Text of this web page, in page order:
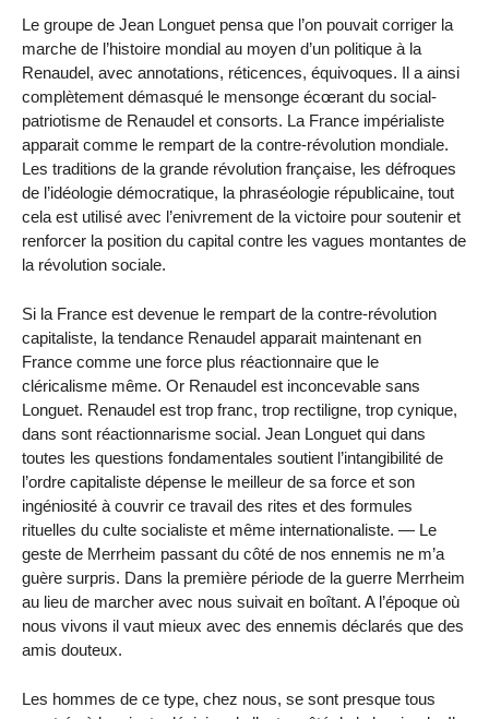
Le groupe de Jean Longuet pensa que l’on pouvait corriger la
marche de l’histoire mondial au moyen d’un politique à la
Renaudel, avec annotations, réticences, équivoques. Il a ainsi
complètement démasqué le mensonge écœrant du social-
patriotisme de Renaudel et consorts. La France impérialiste
apparait comme le rempart de la contre-révolution mondiale.
Les traditions de la grande révolution française, les défroques
de l’idéologie démocratique, la phraséologie républicaine, tout
cela est utilisé avec l’enivrement de la victoire pour soutenir et
renforcer la position du capital contre les vagues montantes de
la révolution sociale.
Si la France est devenue le rempart de la contre-révolution
capitaliste, la tendance Renaudel apparait maintenant en
France comme une force plus réactionnaire que le
cléricalisme même. Or Renaudel est inconcevable sans
Longuet. Renaudel est trop franc, trop rectiligne, trop cynique,
dans sont réactionnarisme social. Jean Longuet qui dans
toutes les questions fondamentales soutient l’intangibilité de
l’ordre capitaliste dépense le meilleur de sa force et son
ingéniosité à couvrir ce travail des rites et des formules
rituelles du culte socialiste et même internationaliste. — Le
geste de Merrheim passant du côté de nos ennemis ne m’a
guère surpris. Dans la première période de la guerre Merrheim
au lieu de marcher avec nous suivait en boîtant. A l’époque où
nous vivons il vaut mieux avec des ennemis déclarés que des
amis douteux.
Les hommes de ce type, chez nous, se sont presque tous